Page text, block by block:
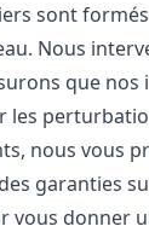
sont
Nous
que
les
nous vous
garanties
vous donner